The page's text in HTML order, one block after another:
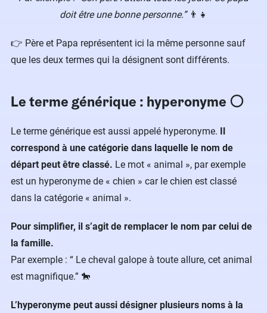
doit être une bonne personne.”👨‍👧
👉 Père et Papa représentent ici la même personne sauf
que les deux termes qui la désignent sont différents.
Le terme générique : hyperonyme ⚪️
Le terme générique est aussi appelé hyperonyme. Il
correspond à une catégorie dans laquelle le nom de
départ peut être classé. Le mot « animal », par exemple
est un hyperonyme de « chien » car le chien est classé
dans la catégorie « animal ».
Pour simplifier, il s’agit de remplacer le nom par celui de
la famille.
Par exemple : “ Le cheval galope à toute allure, cet animal
est magnifique.” 🐎
L’hyperonyme peut aussi désigner plusieurs noms à la